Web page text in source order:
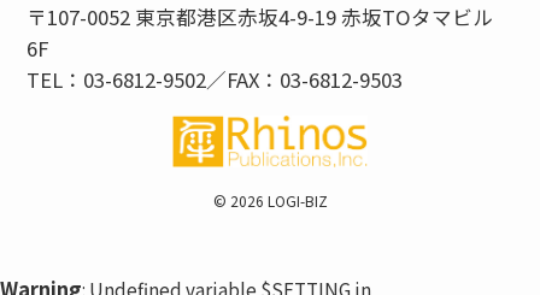
〒107-0052 東京都港区赤坂4-9-19 赤坂TOタマビル
6F
TEL：03-6812-9502／FAX：03-6812-9503
© 2026 LOGI-BIZ
Warning: Undefined variable $SETTING in